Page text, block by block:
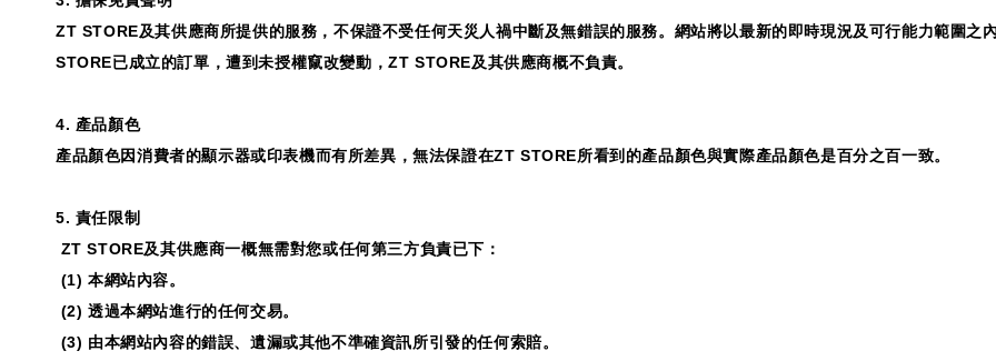
ZT STORE及其供應商所提供的服務，不保證不受任何天災人禍中斷及無錯誤的服務。網站將以最新的即時現況及可行能力範圍之
STORE已成立的訂單，遭到未授權竄改變動，ZT STORE及其供應商概不負責。
4. 產品顏色
產品顏色因消費者的顯示器或印表機而有所差異，無法保證在ZT STORE所看到的產品顏色與實際產品顏色是百分之百一致。
5. 責任限制
ZT STORE及其供應商一概無需對您或任何第三方負責已下：
(1) 本網站內容。
(2) 透過本網站進行的任何交易。
(3) 由本網站內容的錯誤、遺漏或其他不準確資訊所引發的任何索賠。